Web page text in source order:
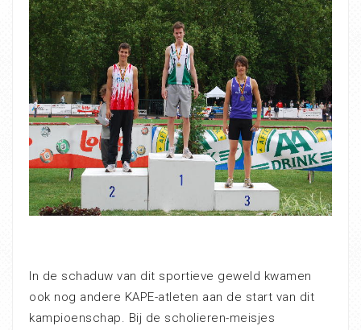
In de schaduw van dit sportieve geweld kwamen
ook nog andere KAPE-atleten aan de start van dit
kampioenschap. Bij de scholieren-meisjes